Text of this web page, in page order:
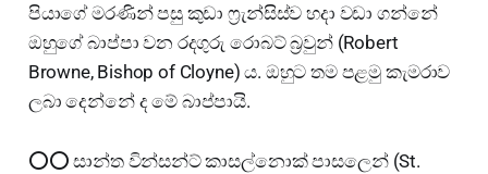
පියාගේ මරණින් පසු කුඩා ෆ්‍රැන්සිස්ව හදා වඩා ගන්නේ
ඔහුගේ බාප්පා වන රදගුරු රොබට් බ්‍රවුන් (Robert
Browne, Bishop of Cloyne) ය. ඔහුට තම පළමු කැමරාව
ලබා දෙන්නේ ද මේ බාප්පායි.
⭕⭕ සාන්ත වින්සන්ට් කාසල්නොක් පාසලෙන් (St.